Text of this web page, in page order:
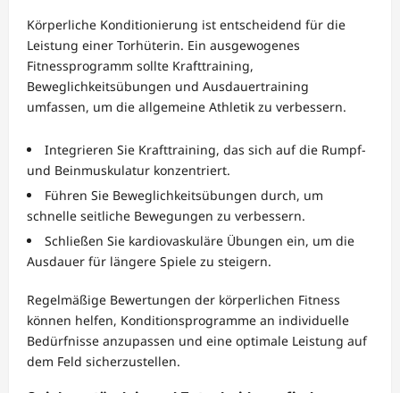
Körperliche Konditionierung ist entscheidend für die
Leistung einer Torhüterin. Ein ausgewogenes
Fitnessprogramm sollte Krafttraining,
Beweglichkeitsübungen und Ausdauertraining
umfassen, um die allgemeine Athletik zu verbessern.
Integrieren Sie Krafttraining, das sich auf die Rumpf-
und Beinmuskulatur konzentriert.
Führen Sie Beweglichkeitsübungen durch, um
schnelle seitliche Bewegungen zu verbessern.
Schließen Sie kardiovaskuläre Übungen ein, um die
Ausdauer für längere Spiele zu steigern.
Regelmäßige Bewertungen der körperlichen Fitness
können helfen, Konditionsprogramme an individuelle
Bedürfnisse anzupassen und eine optimale Leistung auf
dem Feld sicherzustellen.